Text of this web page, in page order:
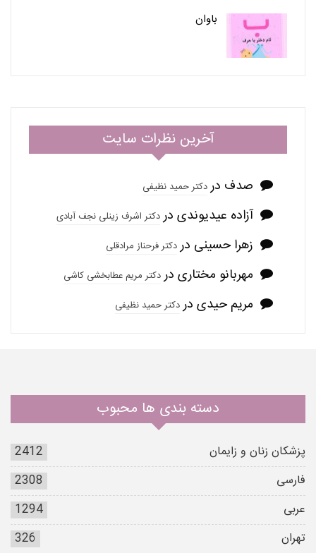
باوان
آخرین نظرات سایت
صدف دردکتر حمید نظیفی
آزاده عیدیوندی دردکتر اشرف زینلی نجف آبادی
زهرا حسینی دردکتر فرحناز مرادقلی
مهربانو مختاری دردکتر مریم عطابخشی کاشی
مریم حیدی دردکتر حمید نظیفی
دسته بندی ها محبوب
پزشکان زنان و زایمان
2412
فارسی
2308
عربی
1294
تهران
326